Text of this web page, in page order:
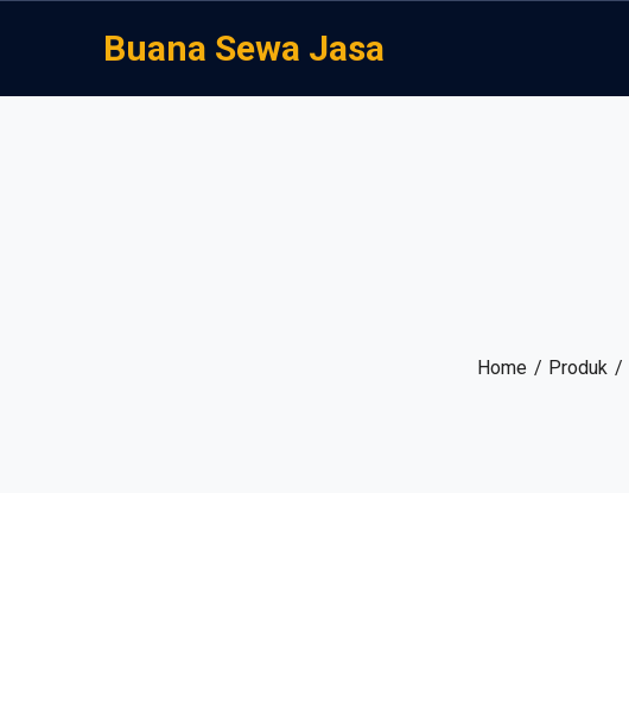
Buana Sewa Jasa
Home Produk